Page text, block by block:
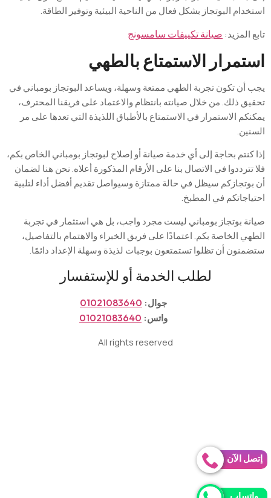
البوتجاز بشكل فعال من الناحية البيئية وتوفير الطاقة.
المزيد:صيانة تكييفات سامسونج
الاستمتاعبالطهي
أنتكونتجربةالطهيممتعةوسهلة،ويساعدالبوتجازبومبانيفي
ذلك. منخلال صيانتهبانتظاموالاعتمادعلى فريقناالمحترف،
الاستمرارفي الاستمتاعبالأطباقاللذيذةالتي تعدهاعلى مر
.
كنتم بحاجة إلى أي خدمة صيانة أو إصلاح لبوتجاز بومباني الخاص بكم،
في الاتصال بنا على الأرقام المذكورة أعلاه. نحن هنا لضمان
سيظل في حالة ممتازة وسيواصل تقديم أفضل أداء لتلبية
في المطبخ.
بوتجاز بومباني ليست مجرد واجب، بل هي استثمار في تجربة
الخاصة بكم. اعتمادًا على فريق الخبراء والاهتمام بالتفاصيل،
أن تظلوا تستمتعون بوجبات لذيذة وسهلة الإعداد دائمًا .
لطلب الخدمة أو للإستفسار
جوال:01021083640
واتس:01021083640
All rights reserved
الآن